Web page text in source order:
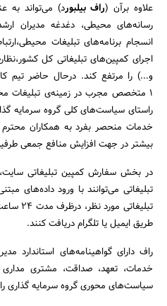
علاوه برآن (راف بیلبورد) می‌تواند به
رسانه‌های محیطی، دغدغه مدیران
انسجام برنامه‌های تبلیغات
اجرای کمپین‌های تبلیغاتی کل
و...) را مرتفع کند. درحال حاضر تیم
1 متخصص مجرب در زمینه‌ی تبلیغات
راستای سیاست‌های کلی گروه سرمایه
خدمات منحصر بفرد به همکاران محترم
بیشتر در جهت افزایش منافع جمعی
در بخش سفارش کمپین تبلیغاتی
تبلیغاتی می‌توانند با ورود داده‌های
طریق ایمیل یا تلگرام دریافت کنند.
راف دارای گواهینامه‌های
خدمات، تعهد، صداقت، مشتری
سیاست‌های محوری گروه سرمایه گذاری